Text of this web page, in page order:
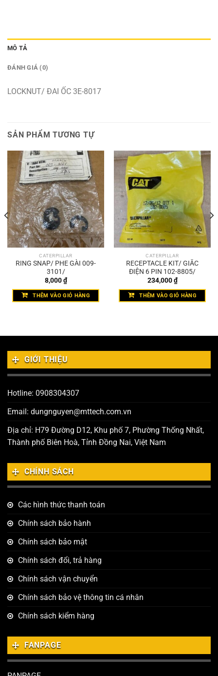
MÔ TẢ
ĐÁNH GIÁ (0)
LOCKNUT/ ĐAI ỐC 3E-8017
SẢN PHẨM TƯƠNG TỰ
CATERPILLAR
RING SNAP/ PHE GÀI 009-
3101/
8,000₫
THÊM VÀO GIỎ HÀNG
CATERPILLAR
RECEPTACLE KIT/ GIẮC
ĐIỆN 6 PIN 102-8805/
234,000₫
THÊM VÀO GIỎ HÀNG
GIỚI THIỆU
Hotline: 0908304307
Email: dungnguyen@mttech.com.vn
Địa chỉ: H79 Đường D12, Khu phố 7, Phường Thống Nhất,
Thành phố Biên Hoà, Tỉnh Đồng Nai, Việt Nam
CHÍNH SÁCH
Các hình thức thanh toán
Chính sách bảo hành
Chính sách bảo mật
Chính sách đổi, trả hàng
Chính sách vận chuyển
Chính sách bảo vệ thông tin cá nhân
Chính sách kiểm hàng
FANPAGE